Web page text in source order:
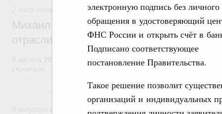
электронную подпись без личного
обращения в удостоверяющий
ФНС России и открыть счёт в
Подписано соответствующее
постановление Правительства.
Такое решение позволит
организаций и индивидуальных
Регулирование в сфере строительства
Михаил Мишустин поздравил
отрасли с профессиональным
9 августа 2026 года отмечается профессиональный праздник